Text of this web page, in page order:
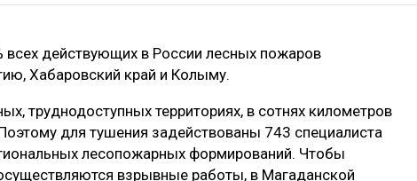
МЕБЕЛЬНОЕ ПРОИЗВОДСТВО
всех действующих в России лесных пожаров
Хабаровский край и Колыму.
труднодоступных территориях, в сотнях километров
для тушения задействованы 743 специалиста
лесопожарных формирований. Чтобы
взрывные работы, в Магаданской